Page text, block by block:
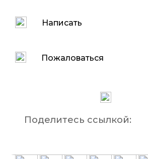
Написать
Пожаловаться
Поделитесь ссылкой: